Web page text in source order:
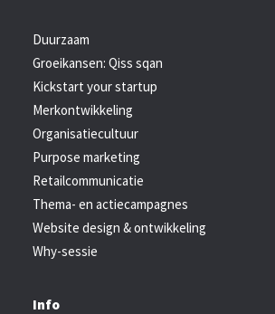
Duurzaam
Groeikansen: Qiss sqan
Kickstart your startup
Merkontwikkeling
Organisatiecultuur
Purpose marketing
Retailcommunicatie
Thema- en actiecampagnes
Website design & ontwikkeling
Why-sessie
Info